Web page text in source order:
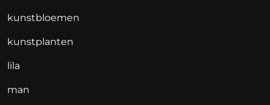
kunstbloemen
kunstplanten
lila
man